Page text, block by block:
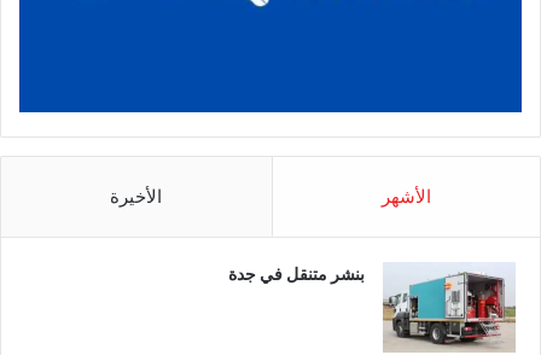
الأشهر الأخيرة
بنشر متنقل في جدة